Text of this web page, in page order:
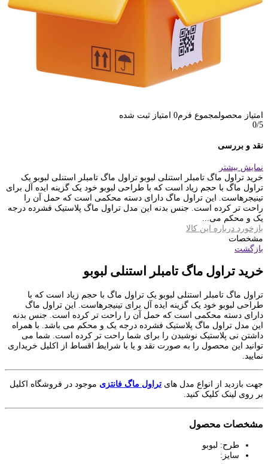
امتیاز محصولمجموع فرم0 امتیاز ثبت شده
0/5
نقد و بررسی
نمایش بیشتر
خرید تراول ماگ تامبلر استنلی لبوبو تراول ماگ تامبلر استنلی لبوبو یک
تراول ماگ با حجم زیاد است که با طراحی لبوبو خود یک گزینه ایده آل برای
تینیجرهاست. این تراول ماگ دارای دسته محکمی است که حمل آن را
راحت تر کرده است. جنس بدنه این مدل تراول ماگ پلاستیک فشرده درجه
یک و محکم می...
بازخورد درباره این کالا
مشخصات
بازگشت
خرید تراول ماگ تامبلر استنلی لبوبو
تراول ماگ تامبلر استنلی لبوبو یک تراول ماگ با حجم زیاد است که با
طراحی لبوبو خود یک گزینه ایده آل برای تینیجرهاست. این تراول ماگ
دارای دسته محکمی است که حمل آن را راحت تر کرده است. جنس بدنه
این مدل تراول ماگ پلاستیک فشرده درجه یک و محکم می باشد. با همراه
داشتن نی پلاستیک نوشیدن را برای شما راحت تر کرده است. شما می
توانید این محصول را به صورت نقد و یا با شرایط اقساط از اکلیل خریداری
نمایید.
جهت بازدید از انواع مدل های تراول ماگ فانتزی موجود در فروشگاه اکلیل
بر روی لینک کلیک کنید.
مشخصات محصول
طرح: لبوبو
سایز: